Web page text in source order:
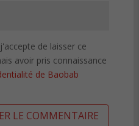
de laisser ce
avoir pris connaissance
de Baobab